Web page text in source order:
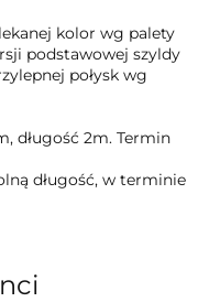
kolor wg palety
podstawowej szyldy
połysk wg
długość 2m. Termin
długość, w terminie